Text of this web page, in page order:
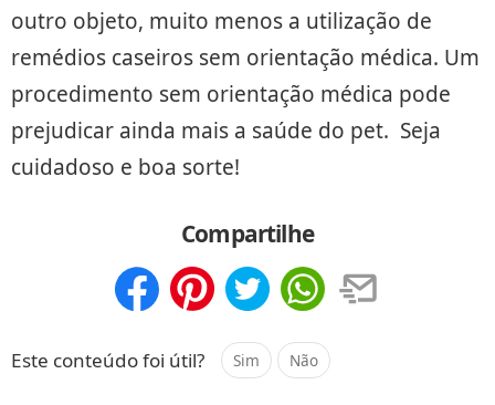
outro objeto, muito menos a utilização de
remédios caseiros sem orientação médica. Um
procedimento sem orientação médica pode
prejudicar ainda mais a saúde do pet. Seja
cuidadoso e boa sorte!
Compartilhe
Este conteúdo foi útil? Sim Não